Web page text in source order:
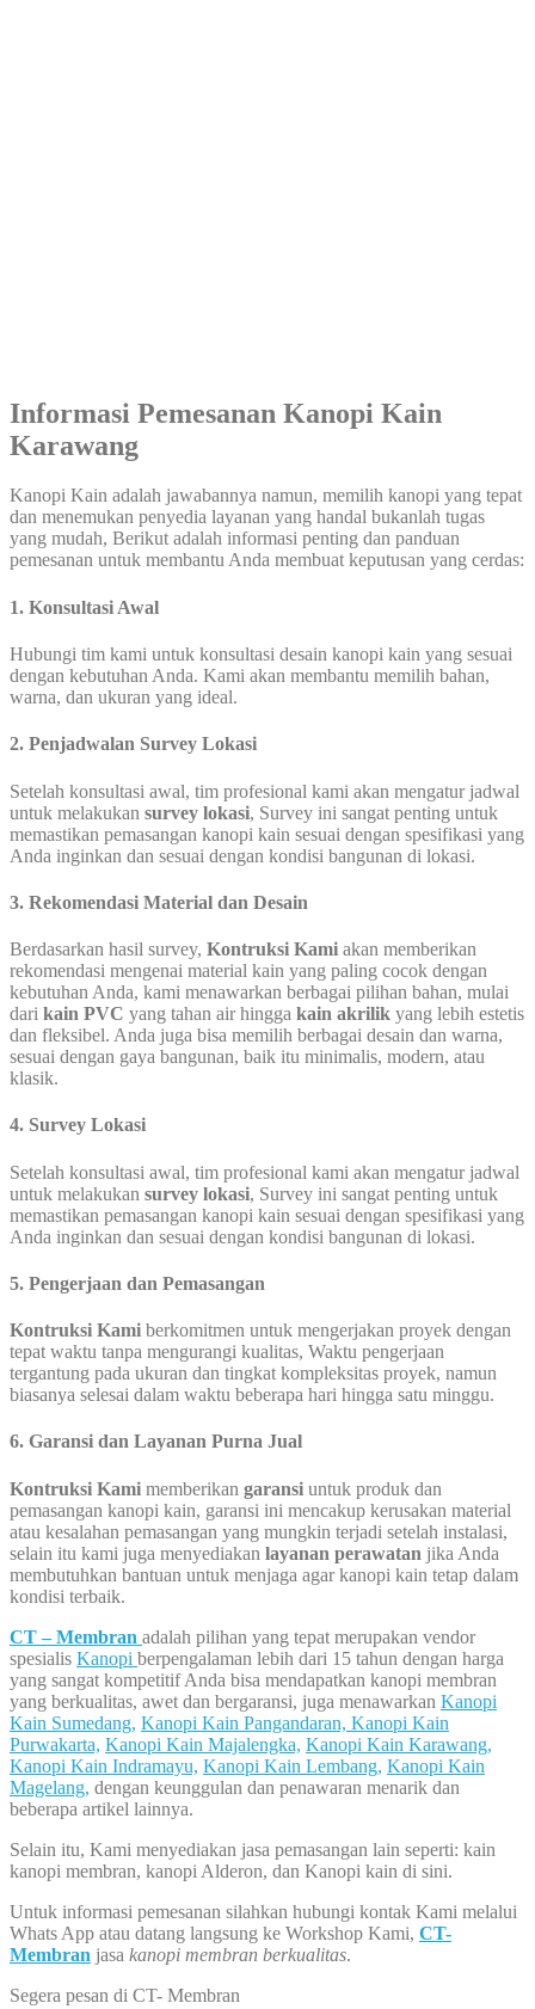
Informasi Pemesanan Kanopi Kain
Karawang
Kanopi Kain adalah jawabannya namun, memilih kanopi yang tepat
dan menemukan penyedia layanan yang handal bukanlah tugas
yang mudah, Berikut adalah informasi penting dan panduan
pemesanan untuk membantu Anda membuat keputusan yang cerdas:
1. Konsultasi Awal
Hubungi tim kami untuk konsultasi desain kanopi kain yang sesuai
dengan kebutuhan Anda. Kami akan membantu memilih bahan,
warna, dan ukuran yang ideal.
2. Penjadwalan Survey Lokasi
Setelah konsultasi awal, tim profesional kami akan mengatur jadwal
untuk melakukan survey lokasi, Survey ini sangat penting untuk
memastikan pemasangan kanopi kain sesuai dengan spesifikasi yang
Anda inginkan dan sesuai dengan kondisi bangunan di lokasi.
3. Rekomendasi Material dan Desain
Berdasarkan hasil survey, Kontruksi Kami akan memberikan
rekomendasi mengenai material kain yang paling cocok dengan
kebutuhan Anda, kami menawarkan berbagai pilihan bahan, mulai
dari kain PVC yang tahan air hingga kain akrilik yang lebih estetis
dan fleksibel. Anda juga bisa memilih berbagai desain dan warna,
sesuai dengan gaya bangunan, baik itu minimalis, modern, atau
klasik.
4. Survey Lokasi
Setelah konsultasi awal, tim profesional kami akan mengatur jadwal
untuk melakukan survey lokasi, Survey ini sangat penting untuk
memastikan pemasangan kanopi kain sesuai dengan spesifikasi yang
Anda inginkan dan sesuai dengan kondisi bangunan di lokasi.
5. Pengerjaan dan Pemasangan
Kontruksi Kami berkomitmen untuk mengerjakan proyek dengan
tepat waktu tanpa mengurangi kualitas, Waktu pengerjaan
tergantung pada ukuran dan tingkat kompleksitas proyek, namun
biasanya selesai dalam waktu beberapa hari hingga satu minggu.
6. Garansi dan Layanan Purna Jual
Kontruksi Kami memberikan garansi untuk produk dan
pemasangan kanopi kain, garansi ini mencakup kerusakan material
atau kesalahan pemasangan yang mungkin terjadi setelah instalasi,
selain itu kami juga menyediakan layanan perawatan jika Anda
membutuhkan bantuan untuk menjaga agar kanopi kain tetap dalam
kondisi terbaik.
CT – Membran adalah pilihan yang tepat merupakan vendor
spesialis Kanopi berpengalaman lebih dari 15 tahun dengan harga
yang sangat kompetitif Anda bisa mendapatkan kanopi membran
yang berkualitas, awet dan bergaransi, juga menawarkan Kanopi
Kain Sumedang, Kanopi Kain Pangandaran, Kanopi Kain
Purwakarta, Kanopi Kain Majalengka, Kanopi Kain Karawang,
Kanopi Kain Indramayu, Kanopi Kain Lembang, Kanopi Kain
Magelang, dengan keunggulan dan penawaran menarik dan
beberapa artikel lainnya.
Selain itu, Kami menyediakan jasa pemasangan lain seperti: kain
kanopi membran, kanopi Alderon, dan Kanopi kain di sini.
Untuk informasi pemesanan silahkan hubungi kontak Kami melalui
Whats App atau datang langsung ke Workshop Kami, CT-
Membran jasa kanopi membran berkualitas.
Segera pesan di CT- Membran